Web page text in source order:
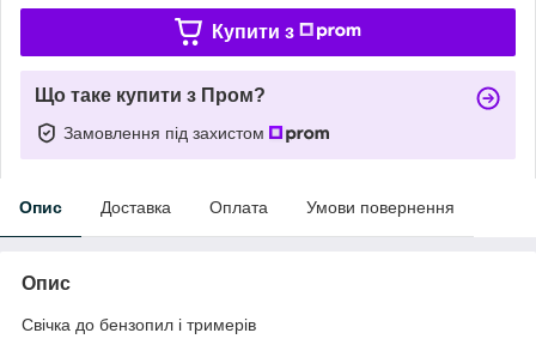
Купити з
Що таке купити з Пром?
Замовлення під захистом
Опис Доставка Оплата Умови повернення
Опис
Свічка до бензопил і тримерів